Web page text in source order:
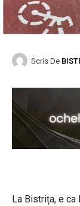
Scris De
La Bistrița, e ca